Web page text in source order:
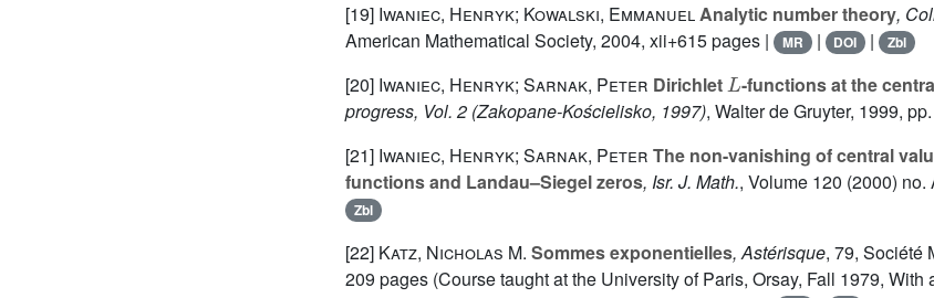
[19] Iwaniec, Henryk; Kowalski, EmmanuelAnalytic number theory,
American Mathematical Society, 2004, xii+615 pages |
MR | DOI | Zbl
[20] Iwaniec, Henryk; Sarnak, Peter Dirichlet
L
-functions at the
progress, Vol. 2 (Zakopane-Kościelisko, 1997), Walter de Gruyter, 1999,
[21] Iwaniec, Henryk; Sarnak, Peter The non-vanishing of central
functions and Landau–Siegel zeros, Isr. J. Math., Volume 120 (2000) no.
Zbl
[22] Katz, Nicholas M. Sommes exponentielles, Astérisque, 79, Société
209 pages (Course taught at the University of Paris, Orsay, Fall 1979,